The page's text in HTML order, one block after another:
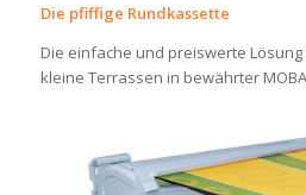
Die pfiffige Rundkassette
Die einfache und preiswerte
kleine Terrassen in bewährter